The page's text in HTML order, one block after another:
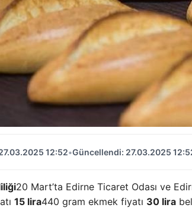
12:52•Güncellendi: 27.03.2025
20 Mart’ta Edirne Ticaret Odası ve
15 lira440 gram ekmek fiyatı 30 lira